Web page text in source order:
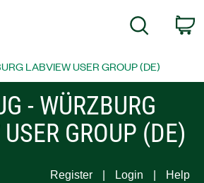
Search
LABVIEW USER GROUP (DE)
- WÜRZBURG
GROUP (DE)
Register Login Help